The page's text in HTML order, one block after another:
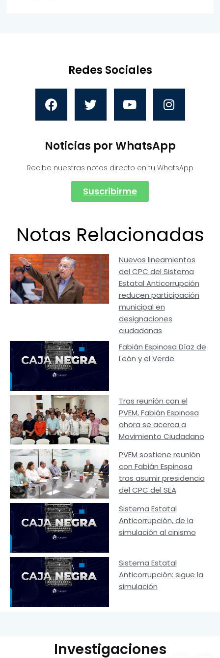
Redes Sociales
Noticias por WhatsApp
Recibe nuestras notas directo en tu WhatsApp
Suscribirme
Notas Relacionadas
Nuevos lineamientos
del CPC del Sistema
Estatal Anticorrupción
reducen participación
municipal en
designaciones
ciudadanas
Fabián Espinosa Díaz de
León y el Verde
Tras reunión con el
PVEM, Fabián Espinosa
ahora se acerca a
Movimiento Ciudadano
PVEM sostiene reunión
con Fabián Espinosa
tras asumir presidencia
del CPC del SEA
Sistema Estatal
Anticorrupción, de la
simulación al cinismo
Sistema Estatal
Anticorrupción: sigue la
simulación
Investigaciones